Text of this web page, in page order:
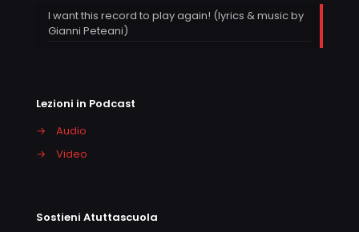
I want this record to play again! (lyrics & music by
Gianni Peteani)
Lezioni in Podcast
→
Audio
→
Video
Sostieni Atuttascuola